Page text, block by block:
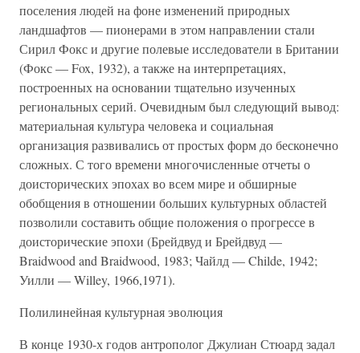
поселения людей на фоне изменений природных
ландшафтов — пионерами в этом направлении стали
Сирил Фокс и другие полевые исследователи в Британии
(Фокс — Fox, 1932), а также на интерпретациях,
построенных на основании тщательно изученных
региональных серий. Очевидным был следующий вывод:
материальная культура человека и социальная
организация развивались от простых форм до бесконечно
сложных. С того времени многочисленные отчеты о
доисторических эпохах во всем мире и обширные
обобщения в отношении больших культурных областей
позволили составить общие положения о прогрессе в
доисторические эпохи (Брейдвуд и Брейдвуд —
Braidwood and Braidwood, 1983; Чайлд — Childe, 1942;
Уилли — Willey, 1966,1971).
Полилинейная культурная эволюция
В конце 1930-х годов антрополог Джулиан Стюард задал